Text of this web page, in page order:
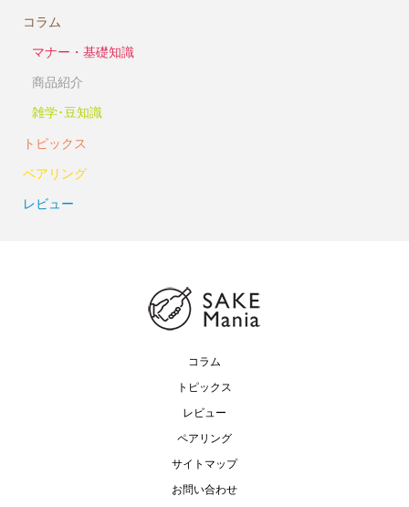
コラム
マナー・基礎知識
商品紹介
雑学･豆知識
トピックス
ペアリング
レビュー
コラム
トピックス
レビュー
ペアリング
サイトマップ
お問い合わせ